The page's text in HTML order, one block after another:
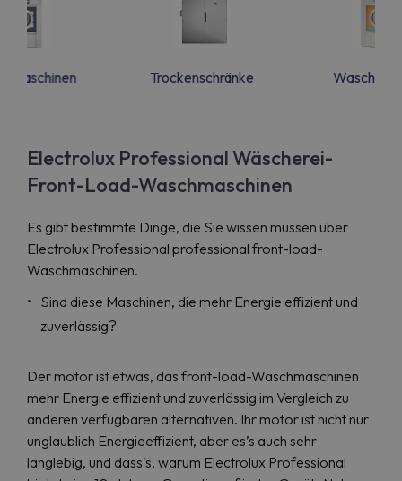
Trockenschränke
Electrolux Professional Wäscherei-
Front-Load-Waschmaschinen
Es gibt bestimmte Dinge, die Sie wissen müssen über
Electrolux Professional professional front-load-
Waschmaschinen.
Sind diese Maschinen, die mehr Energie effizient und
zuverlässig?
Der motor ist etwas, das front-load-Waschmaschinen
mehr Energie effizient und zuverlässig im Vergleich zu
anderen verfügbaren alternativen. Ihr motor ist nicht nur
unglaublich Energieeffizient, aber es’s auch sehr
langlebig, und dass’s, warum Electrolux Professional